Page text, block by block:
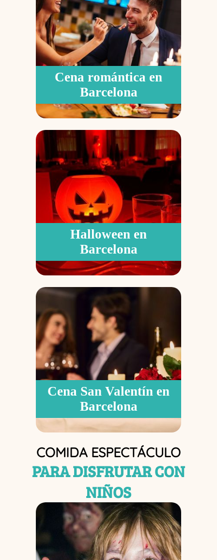
Cena romántica en
Barcelona
Halloween en
Barcelona
Cena San Valentín en
Barcelona
COMIDA ESPECTÁCULO
PARA DISFRUTAR CON
NIÑOS